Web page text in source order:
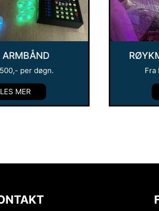
ARMBÅND
500,- per døgn.
LES MER
Fra